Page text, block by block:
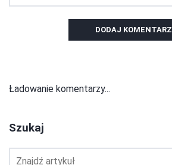
DODAJ KOMENTARZ
Ładowanie komentarzy...
Szukaj